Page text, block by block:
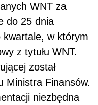
WNT za
do 25 dnia
kwartale, w którym
z tytułu WNT.
został
Ministra Finansów.
niezbędna